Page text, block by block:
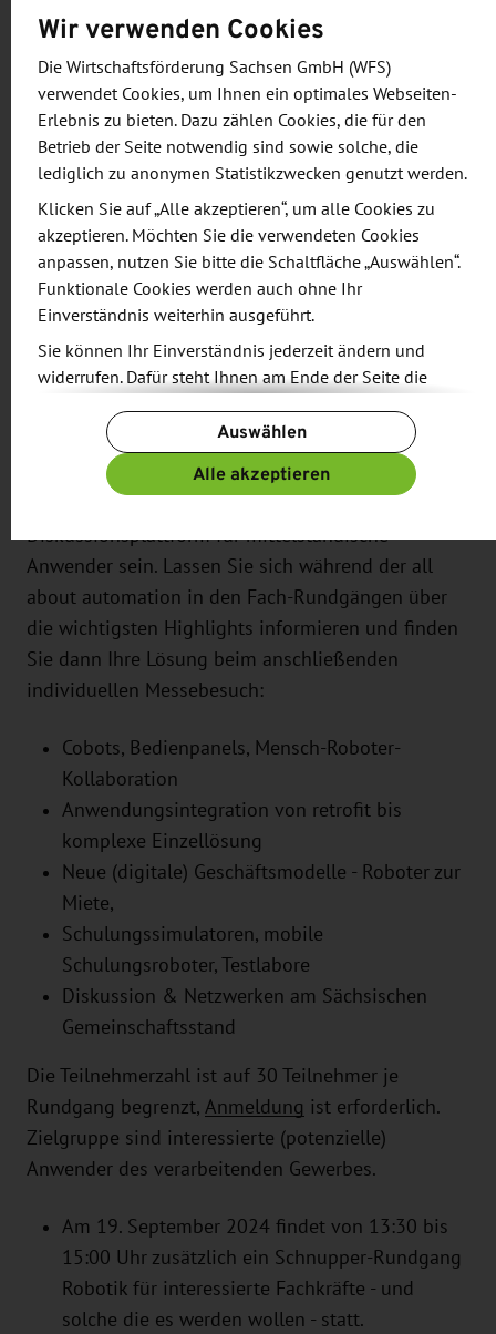
und Innovationskraft regionaler Anbieter.
Unter dem Motto " Robotik erleben SPEZIAL"bieten
die Organisatoren der sächsischen
Gemeinschaftspräsentation geführte Rundgänge
an:
18. September 2024, 10:30 bis 12:00
Uhr: Fachrundgang Robotik I (Anmeldung s. u.)
19. September 2024, 10:30 bis 12:00 Uhr:
Fachrundgang Robotik II (Anmeldung s. u.)
Mit der Reihe "Robotik erleben" werden clevere
Anwendungslösungen im Umfeld der Robotik und
Automation in Sachsen vor Ort vorgestellt.
Unternehmensbesuche sollen Inspirationsquelle
Diskussionsplattform für mittelständische
Anwender sein. Lassen Sie sich während der all
about automation in den Fach-Rundgängen über
die wichtigsten Highlights informieren und finden
Sie dann Ihre Lösung beim anschließenden
individuellen Messebesuch:
Cobots, Bedienpanels, Mensch-Roboter-
Kollaboration
Anwendungsintegration von retrofit bis
komplexe Einzellösung
Neue (digitale) Geschäftsmodelle - Roboter zur
Miete,
Schulungssimulatoren, mobile
Schulungsroboter, Testlabore
Diskussion & Netzwerken am Sächsischen
Gemeinschaftsstand
Die Teilnehmerzahl ist auf 30 Teilnehmer je
Rundgang begrenzt, Anmeldung ist erforderlich.
Zielgruppe sind interessierte (potenzielle)
Anwender des verarbeitenden Gewerbes.
Am 19. September 2024 findet von 13:30 bis
15:00 Uhr zusätzlich ein Schnupper-Rundgang
Robotik für interessierte Fachkräfte - und
solche die es werden wollen - statt.
Wir verwenden Cookies
Die Wirtschaftsförderung Sachsen GmbH (WFS)
verwendet Cookies, um Ihnen ein optimales Webseiten-
Erlebnis zu bieten. Dazu zählen Cookies, die für den
Betrieb der Seite notwendig sind sowie solche, die
lediglich zu anonymen Statistikzwecken genutzt werden.
Klicken Sie auf „Alle akzeptieren“, um alle Cookies zu
akzeptieren. Möchten Sie die verwendeten Cookies
anpassen, nutzen Sie bitte die Schaltfläche „Auswählen“.
Funktionale Cookies werden auch ohne Ihr
Einverständnis weiterhin ausgeführt.
Sie können Ihr Einverständnis jederzeit ändern und
widerrufen. Dafür steht Ihnen am Ende der Seite die
Verfügung.
Weitere Informationen finden Sie in unseren
Datenschutzbestimmungenund ergänzend in unserem
Auswählen
Alle akzeptieren